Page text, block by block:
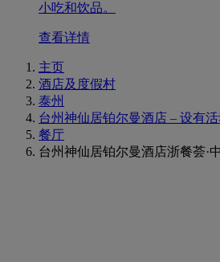
小吃和饮品。
查看详情
主页
酒店及度假村
泰州
台州神仙居铂尔曼酒店 – 设有
餐厅
台州神仙居铂尔曼酒店浙餐荟·